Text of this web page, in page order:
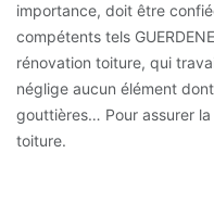
importance, doit être
compétents tels
rénovation toiture, qui
néglige aucun élément
gouttières… Pour assurer
toiture.